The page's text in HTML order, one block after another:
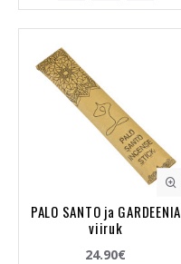
PALO SANTO ja GARDEENIA
viiruk
24.90€